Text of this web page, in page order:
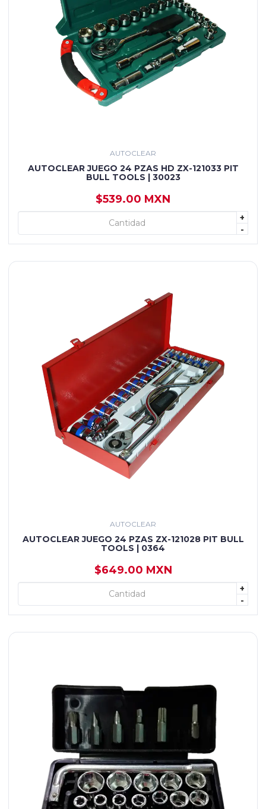
AUTOCLEAR
AUTOCLEAR JUEGO 24 PZAS HD ZX-121033 PIT
BULL TOOLS | 30023
$539.00 MXN
+
-
+ AGREGAR
AUTOCLEAR
AUTOCLEAR JUEGO 24 PZAS ZX-121028 PIT BULL
TOOLS | 0364
$649.00 MXN
+
-
+ AGREGAR